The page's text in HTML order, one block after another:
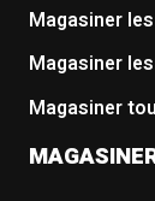
Magasiner
Magasiner
Magasiner